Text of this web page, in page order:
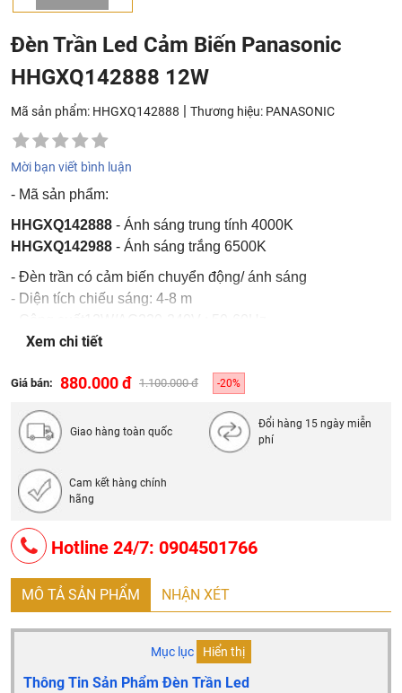
Đèn Trần Led Cảm Biến Panasonic
HHGXQ142888 12W
Mã sản phẩm: HHGXQ142888 | Thương hiệu: PANASONIC
Mời bạn viết bình luận
- Mã sản phẩm:
HHGXQ142888 - Ánh sáng trung tính 4000K
HHGXQ142988 - Ánh sáng trắng 6500K
- Đèn trần có cảm biến chuyển động/ ánh sáng
- Diện tích chiếu sáng: 4-8 m
- Kích thước: Ø225mm/ H: 70mm
- Tuổi thọ nguồn sáng: 25000 giờ (LLMF: 70%)
- Chống nước chuẩn IP44
Liên hệ để được giá tốt
Xem chi tiết
Giá bán: 880.000 đ 1.100.000 đ -20%
Giao hàng toàn quốc
Đổi hàng 15 ngày miễn
phí
Cam kết hàng chính
hãng
Hotline 24/7: 0904501766
MÔ TẢ SẢN PHẨM NHẬN XÉT
Mục lục Hiển thị
Thông Tin Sản Phẩm Đèn Trần Led